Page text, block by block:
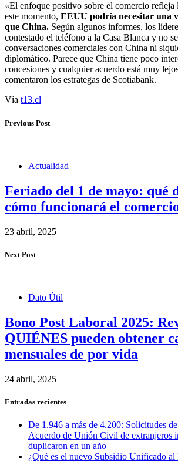
«El enfoque positivo sobre el comercio refleja
este momento, EEUU podría necesitar una
que China. Según algunos informes, los
contestado el teléfono a la Casa Blanca y no
conversaciones comerciales con China ni
diplomático. Parece que China tiene poco
concesiones y cualquier acuerdo está muy
comentaron los estrategas de Scotiabank.
Vía t13.cl
Previous Post
Actualidad
Feriado del 1 de mayo: qué
cómo funcionará el
23 abril, 2025
Next Post
Dato Útil
Bono Post Laboral 2025:
QUIÉNES pueden obtener
mensuales de por vida
24 abril, 2025
Entradas recientes
De 1.946 a más de 4.200: Solicitudes
Acuerdo de Unión Civil de extranjeros
duplicaron en un año
¿Qué es el nuevo Subsidio Unificado